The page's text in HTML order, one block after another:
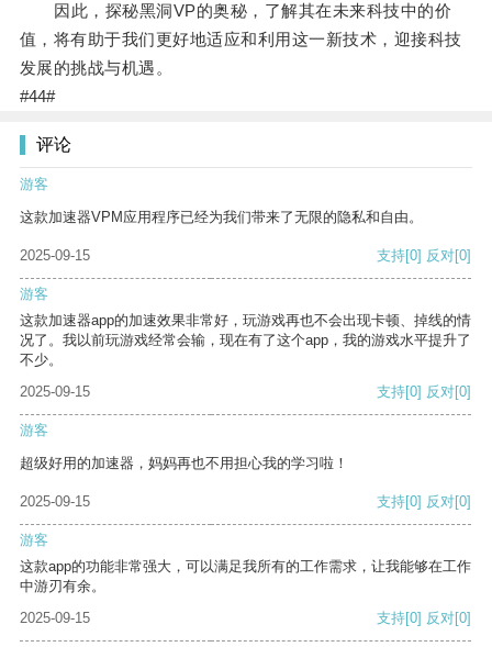
因此，探秘黑洞VP的奥秘，了解其在未来科技中的价
值，将有助于我们更好地适应和利用这一新技术，迎接科技
发展的挑战与机遇。
#44#
评论
游客
这款加速器VPM应用程序已经为我们带来了无限的隐私和自由。
2025-09-15 支持[0] 反对[0]
游客
这款加速器app的加速效果非常好，玩游戏再也不会出现卡顿、掉线的情
况了。我以前玩游戏经常会输，现在有了这个app，我的游戏水平提升了
不少。
2025-09-15
支持[0] 反对[0]
游客
超级好用的加速器，妈妈再也不用担心我的学习啦！
2025-09-15 支持[0] 反对[0]
游客
这款app的功能非常强大，可以满足我所有的工作需求，让我能够在工作
中游刃有余。
2025-09-15
支持[0] 反对[0]